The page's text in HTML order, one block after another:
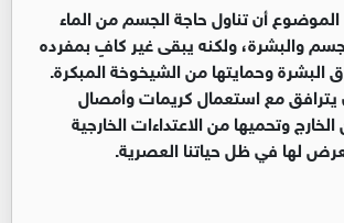
أن تناول حاجة الجسم من الماء
والبشرة، ولكنه يبقى غير كافٍ بمفرده
البشرة وحمايتها من الشيخوخة المبكرة.
مع استعمال كريمات وأمصال
وتحميها من الاعتداءات الخارجية
لها في ظل حياتنا العصرية.